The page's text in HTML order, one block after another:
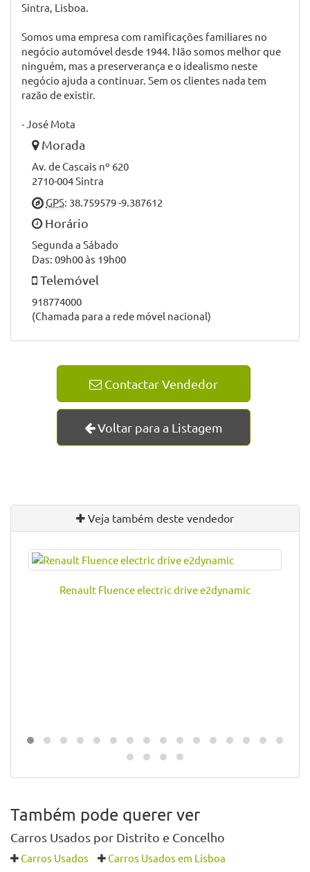
Sintra, Lisboa.
Somos uma empresa com ramificações familiares no
negócio automóvel desde 1944. Não somos melhor que
ninguém, mas a preserverança e o idealismo neste
negócio ajuda a continuar. Sem os clientes nada tem
razão de existir.
- José Mota
Morada
Av. de Cascais nº 620
2710-004 Sintra
GPS: 38.759579 -9.387612
Horário
Segunda a Sábado
Das: 09h00 às 19h00
Telemóvel
918774000
(Chamada para a rede móvel nacional)
Contactar Vendedor
Voltar para a Listagem
Veja também deste vendedor
Renault Fluence electric drive e2dynamic
Também pode querer ver
Carros Usados por Distrito e Concelho
Carros Usados
Carros Usados em Lisboa